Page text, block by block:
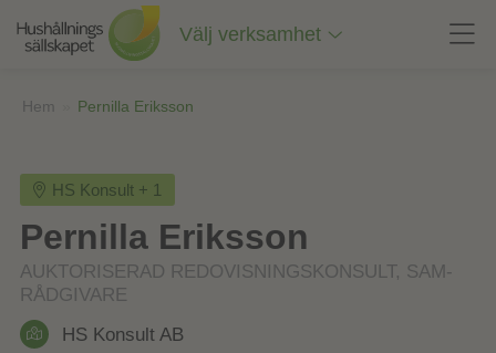
innehåll
Välj verksamhet
Hem Pernilla Eriksson
HS Konsult + 1
Pernilla Eriksson
AUKTORISERAD REDOVISNINGSKONSULT, SAM-
RÅDGIVARE
HS Konsult AB